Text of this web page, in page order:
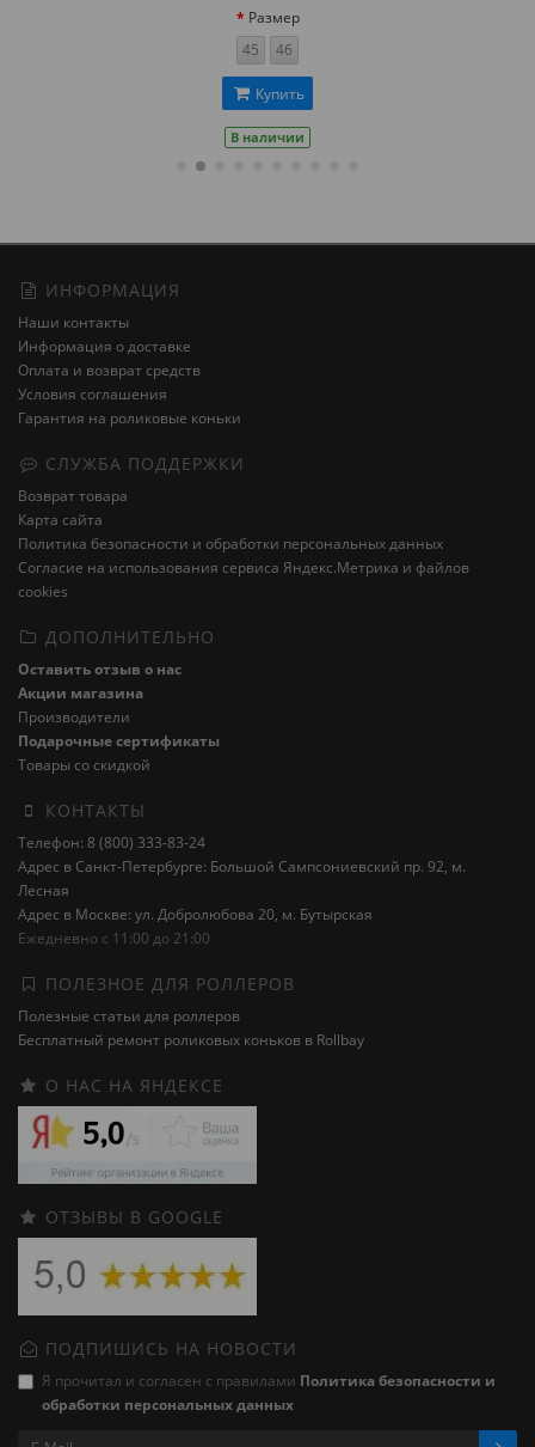
Размер
45
46
Купить
В наличии
ИНФОРМАЦИЯ
Наши контакты
Информация о доставке
Оплата и возврат средств
Условия соглашения
Гарантия на роликовые коньки
СЛУЖБА ПОДДЕРЖКИ
Возврат товара
Карта сайта
Политика безопасности и обработки персональных данных
Cогласие на использования сервиса Яндекс.Метрика и файлов
cookies
ДОПОЛНИТЕЛЬНО
Оставить отзыв о нас
Акции магазина
Производители
Подарочные сертификаты
Товары со скидкой
КОНТАКТЫ
Телефон: 8 (800) 333-83-24
Адрес в Санкт-Петербурге: Большой Сампсониевский пр. 92, м.
Лесная
Адрес в Москве: ул. Добролюбова 20, м. Бутырская
Ежедневно с 11:00 до 21:00
ПОЛЕЗНОЕ ДЛЯ РОЛЛЕРОВ
Полезные статьи для роллеров
Бесплатный ремонт роликовых коньков в Rollbay
О НАС НА ЯНДЕКСЕ
ОТЗЫВЫ В GOOGLE
ПОДПИШИСЬ НА НОВОСТИ
Я прочитал и согласен с правилами Политика безопасности и
обработки персональных данных